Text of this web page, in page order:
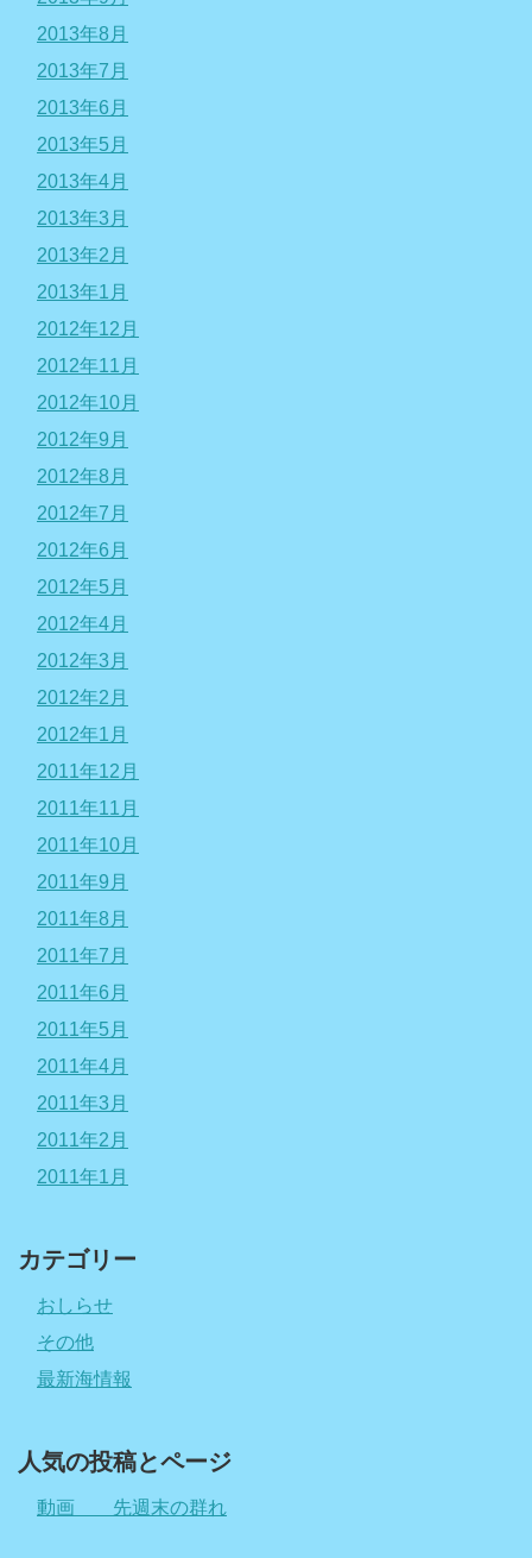
2013年8月
2013年7月
2013年6月
2013年5月
2013年4月
2013年3月
2013年2月
2013年1月
2012年12月
2012年11月
2012年10月
2012年9月
2012年8月
2012年7月
2012年6月
2012年5月
2012年4月
2012年3月
2012年2月
2012年1月
2011年12月
2011年11月
2011年10月
2011年9月
2011年8月
2011年7月
2011年6月
2011年5月
2011年4月
2011年3月
2011年2月
2011年1月
カテゴリー
おしらせ
その他
最新海情報
人気の投稿とページ
動画 先週末の群れ